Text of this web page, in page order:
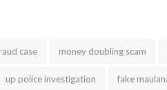
case money doubling scam
up police investigation fake